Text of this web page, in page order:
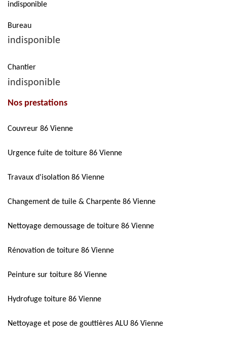
indisponible
Bureau
indisponible
Chantier
indisponible
Nos prestations
Couvreur 86 Vienne
Urgence fuite de toiture 86 Vienne
Travaux d'isolation 86 Vienne
Changement de tuile & Charpente 86 Vienne
Nettoyage demoussage de toiture 86 Vienne
Rénovation de toiture 86 Vienne
Peinture sur toiture 86 Vienne
Hydrofuge toiture 86 Vienne
Nettoyage et pose de gouttières ALU 86 Vienne